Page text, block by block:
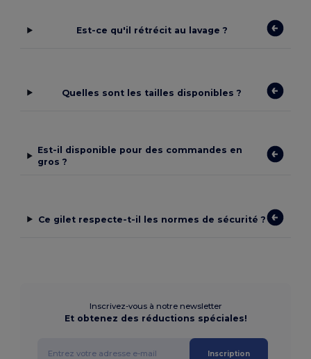
Est-ce qu'il rétrécit au lavage ?
Quelles sont les tailles disponibles ?
Est-il disponible pour des commandes en
gros ?
Ce gilet respecte-t-il les normes de sécurité ?
Inscrivez-vous à notre newsletter
Et obtenez des réductions spéciales!
Inscription